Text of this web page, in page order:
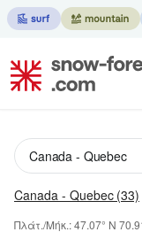
Canada - Quebec (33)
Πλάτ./Μήκ.:47.07° N